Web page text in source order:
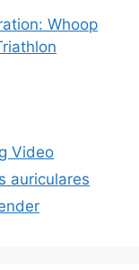
Whoop
Video
auriculares